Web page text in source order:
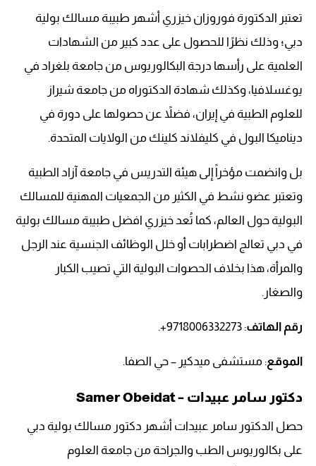
تعتبر الدكتورة فوروزان خيزري أشهر طبيبة مسالك بولية
دبي؛ وذلك نظرًا للحصول على عدد كبير من الشهادات
العلمية على رأسها درجة البكالوريوس من جامعة بلغراد في
يوغسلافيا، وكذلك شهادة الدكتوراه من جامعة شيراز
للعلوم الطبية في إيران، فضلاً عن حصولها على دورة في
ديناميكا البول في كليفلاند كلينك من الولايات المتحدة.
بل وانضمت مؤخراً إلى هيئة التدريس في جامعة آزاد الطبية
وتعتبر عضو نشط في الكثير من الجمعيات المهنية للمسالك
البولية حول العالم، كما تُعد خيزري افضل طبيبة مسالك بولية
في دبي تعالج اضطرابات أو خلل الوظائف الجنسية عند الرجل
والمرأة، هذا بخلاف الحصوات البولية التي تصيب الكبار
والصغار.
رقم الهاتف: 9718006332273+.
الموقع: مستشفى ميدكير – حي الصفا.
دكتور سامر عبيدات – Samer Obeidat
حصل الدكتور سامر عبيدات أشهر دكتور مسالك بولية دبي
على بكالوريوس الطب والجراحة من جامعة العلوم